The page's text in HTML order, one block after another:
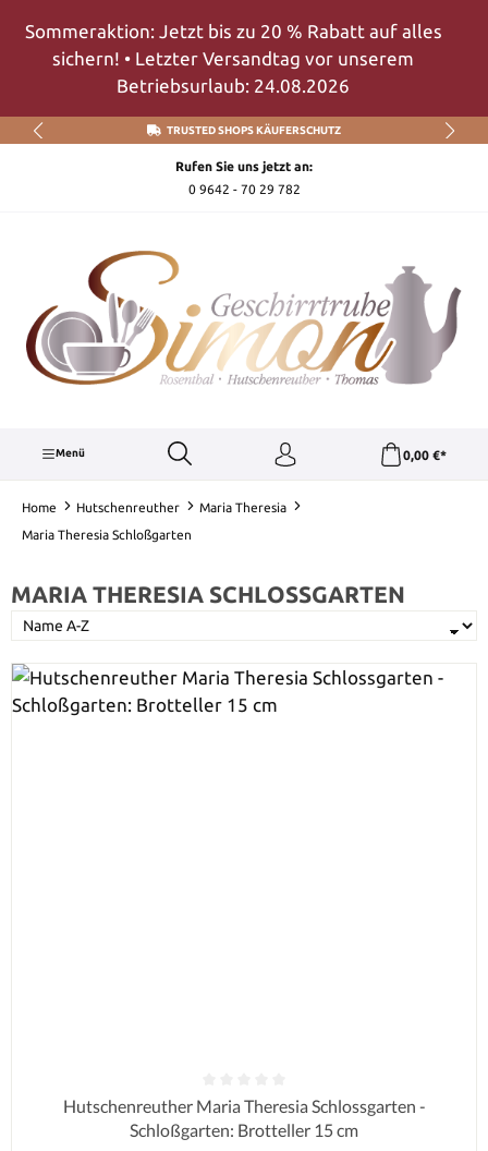
Zum Hauptinhalt springen
Sommeraktion: Jetzt bis zu 20 % Rabatt auf alles
sichern! • Letzter Versandtag vor unserem
Betriebsurlaub: 24.08.2026
TRUSTED SHOPS KÄUFERSCHUTZ
Rufen Sie uns jetzt an:
0 9642 - 70 29 782
Menü 0,00 €*
Home Hutschenreuther
Maria Theresia
Maria Theresia Schloßgarten
MARIA THERESIA SCHLOSSGARTEN
Durchschnittliche Bewertung von 0 von 5 Sternen
Hutschenreuther Maria Theresia Schlossgarten -
Schloßgarten: Brotteller 15 cm